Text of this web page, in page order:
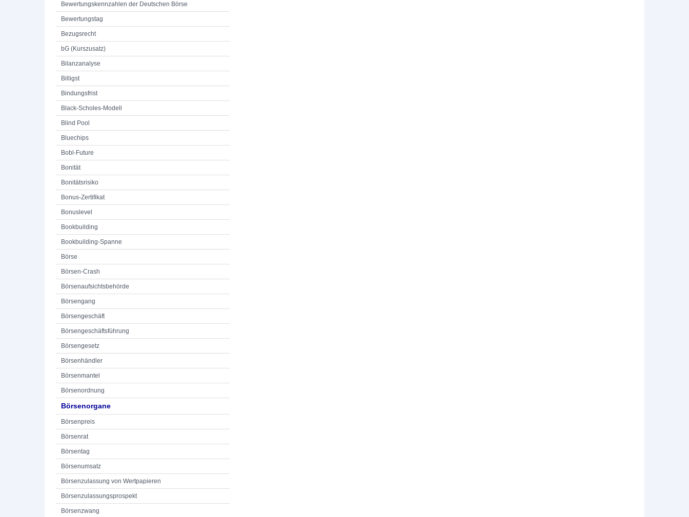
Bewertungskennzahlen der Deutschen Börse
Bewertungstag
Bezugsrecht
bG (Kurszusatz)
Bilanzanalyse
Billigst
Bindungsfrist
Black-Scholes-Modell
Blind Pool
Bluechips
Bobl-Future
Bonität
Bonitätsrisiko
Bonus-Zertifikat
Bonuslevel
Bookbuilding
Bookbuilding-Spanne
Börse
Börsen-Crash
Börsenaufsichtsbehörde
Börsengang
Börsengeschäft
Börsengeschäftsführung
Börsengesetz
Börsenhändler
Börsenmantel
Börsenordnung
Börsenorgane
Börsenpreis
Börsenrat
Börsentag
Börsenumsatz
Börsenzulassung von Wertpapieren
Börsenzulassungsprospekt
Börsenzwang